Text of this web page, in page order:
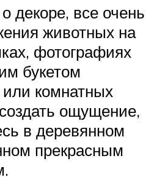
декоре, все очень
животных на
фотографиях
букетом
комнатных
ощущение,
в деревянном
прекрасным